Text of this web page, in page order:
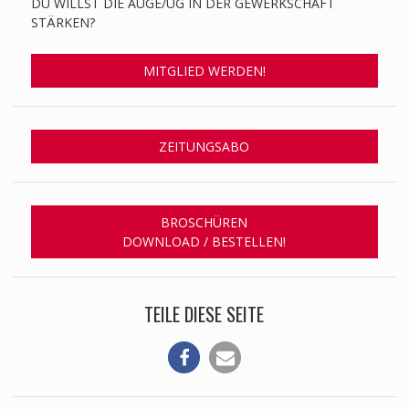
STÄRKEN?
MITGLIED WERDEN!
ZEITUNGSABO
BROSCHÜREN
DOWNLOAD / BESTELLEN!
TEILE DIESE SEITE